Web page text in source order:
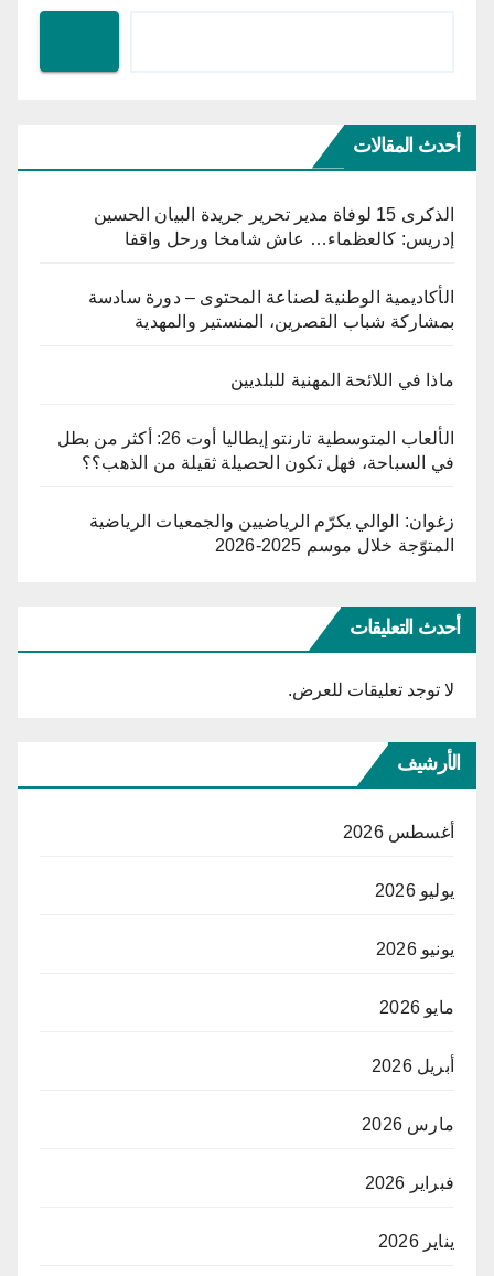
أحدث المقالات
الذكرى 15 لوفاة مدير تحرير جريدة البيان الحسين
إدريس: كالعظماء… عاش شامخا ورحل واقفا
الأكاديمية الوطنية لصناعة المحتوى – دورة سادسة
بمشاركة شباب القصرين، المنستير والمهدية
ماذا في اللائحة المهنية للبلديين
الألعاب المتوسطية تارنتو إيطاليا أوت 26: أكثر من بطل
في السباحة، فهل تكون الحصيلة ثقيلة من الذهب؟؟
زغوان: الوالي يكرّم الرياضيين والجمعيات الرياضية
المتوّجة خلال موسم 2025-2026
أحدث التعليقات
لا توجد تعليقات للعرض.
الأرشيف
أغسطس 2026
يوليو 2026
يونيو 2026
مايو 2026
أبريل 2026
مارس 2026
فبراير 2026
يناير 2026